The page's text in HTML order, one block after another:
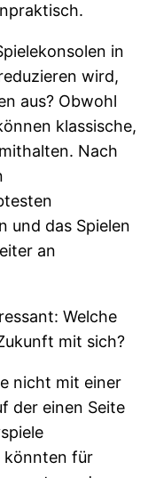
in
wird,
aus? Obwohl
klassische,
Nach
und das Spielen
an
Welche
mit sich?
nicht mit einer
der einen Seite
könnten für